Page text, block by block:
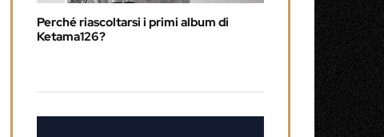
Perché riascoltarsi i primi album di
Ketama126?